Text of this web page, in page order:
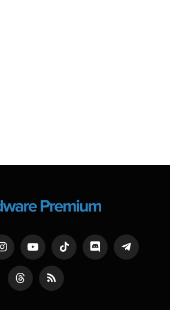
InstagramYouTubeTikTok Discord Telegram
ThreadsRSS